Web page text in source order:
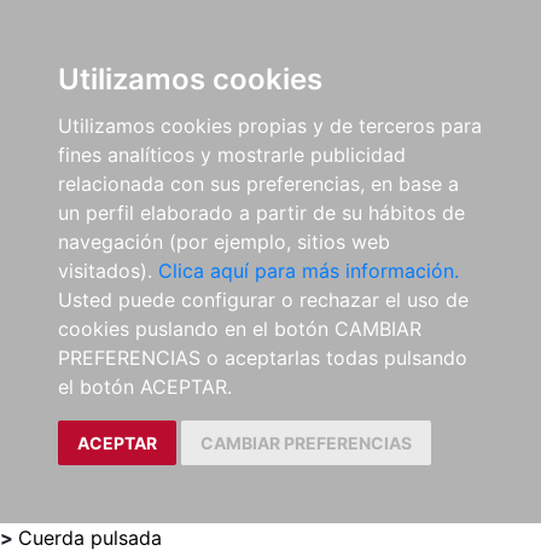
Utilizamos cookies
Utilizamos cookies propias y de terceros para
fines analíticos y mostrarle publicidad
relacionada con sus preferencias, en base a
un perfil elaborado a partir de su hábitos de
navegación (por ejemplo, sitios web
visitados). Clica aquí para más información.
Usted puede configurar o rechazar el uso de
cookies puslando en el botón CAMBIAR
PREFERENCIAS o aceptarlas todas pulsando
el botón ACEPTAR.
ACEPTAR CAMBIAR PREFERENCIAS
> Cuerda pulsada